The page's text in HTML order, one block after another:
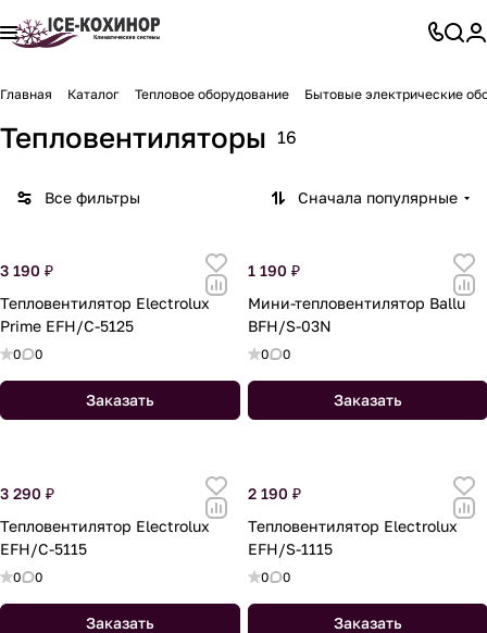
Главная Каталог Тепловое оборудование Бытовые электрические
Тепловентиляторы 16
Все фильтры Сначала популярные
3 190 ₽
Тепловентилятор Electrolux
Prime EFH/C-5125
0 0
Заказать
1 190 ₽
Мини-тепловентилятор Ballu
BFH/S-03N
0 0
Заказать
3 290 ₽
Тепловентилятор Electrolux
EFH/C-5115
0 0
Заказать
2 190 ₽
Тепловентилятор Electrolux
EFH/S-1115
0 0
Заказать